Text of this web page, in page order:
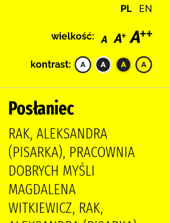
PL EN
wielkość:
kontrast:
Posłaniec
RAK, ALEKSANDRA
(PISARKA), PRACOWNIA
DOBRYCH MYŚLI
MAGDALENA
WITKIEWICZ, RAK,